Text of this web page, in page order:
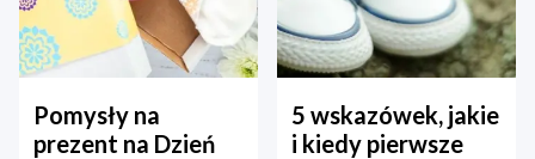
Pomysły na
prezent na Dzień
5 wskazówek, jakie
i kiedy pierwsze